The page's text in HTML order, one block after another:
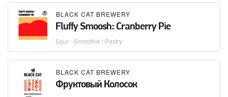
BLACK CAT BREWERY
Fluffy Smoosh: Cranberry Pie
Sour - Smoothie / Pastry
BLACK CAT BREWERY
Фруктовый Колосок